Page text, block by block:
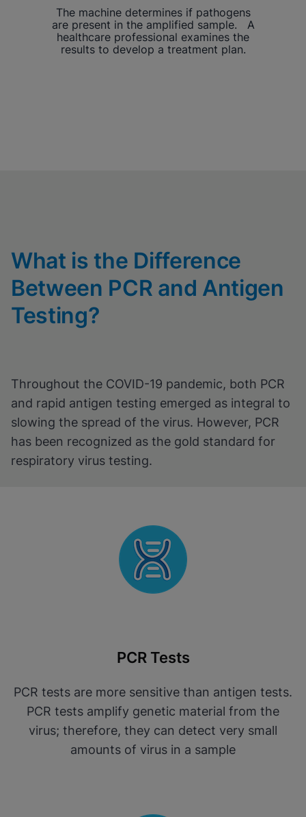
The machine determines if pathogens
are present in the amplified sample. A
healthcare professional examines the
results to develop a treatment plan.
What is the Difference
Between PCR and Antigen
Testing?
Throughout the COVID-19 pandemic, both PCR
and rapid antigen testing emerged as integral to
slowing the spread of the virus. However, PCR
has been recognized as the gold standard for
respiratory virus testing.
PCR Tests
PCR tests are more sensitive than antigen tests.
PCR tests amplify genetic material from the
virus; therefore, they can detect very small
amounts of virus in a sample